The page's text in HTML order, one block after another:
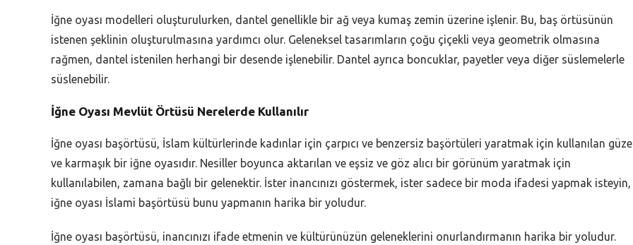
İğne oyası modelleri oluşturulurken, dantel genellikle bir ağ veya kumaş zemin üzerine işlenir. Bu, baş örtüsünün
istenen şeklinin oluşturulmasına yardımcı olur. Geleneksel tasarımların çoğu çiçekli veya geometrik olmasına
rağmen, dantel istenilen herhangi bir desende işlenebilir. Dantel ayrıca boncuklar, payetler veya diğer süslemelerle
süslenebilir.
İğne Oyası Mevlüt Örtüsü Nerelerde Kullanılır
İğne oyası başörtüsü, İslam kültürlerinde kadınlar için çarpıcı ve benzersiz başörtüleri yaratmak için kullanılan
ve karmaşık bir iğne oyasıdır. Nesiller boyunca aktarılan ve eşsiz ve göz alıcı bir görünüm yaratmak için
kullanılabilen, zamana bağlı bir gelenektir. İster inancınızı göstermek, ister sadece bir moda ifadesi yapmak isteyin,
iğne oyası İslami başörtüsü bunu yapmanın harika bir yoludur.
İğne oyası başörtüsü, inancınızı ifade etmenin ve kültürünüzün geleneklerini onurlandırmanın harika bir yoludur.